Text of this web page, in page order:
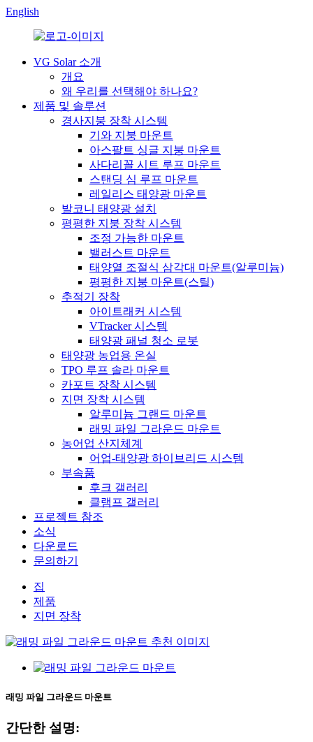
English
VG Solar 소개
개요
왜 우리를 선택해야 하나요?
제품 및 솔루션
경사지붕 장착 시스템
기와 지붕 마운트
아스팔트 싱글 지붕 마운트
사다리꼴 시트 루프 마운트
스탠딩 심 루프 마운트
레일리스 태양광 마운트
발코니 태양광 설치
평평한 지붕 장착 시스템
조정 가능한 마운트
밸러스트 마운트
태양열 조절식 삼각대 마운트(알루미늄)
평평한 지붕 마운트(스틸)
추적기 장착
아이트래커 시스템
VTracker 시스템
태양광 패널 청소 로봇
태양광 농업용 온실
TPO 루프 솔라 마운트
카포트 장착 시스템
지면 장착 시스템
알루미늄 그랜드 마운트
래밍 파일 그라운드 마운트
농어업 산지체계
어업-태양광 하이브리드 시스템
부속품
후크 갤러리
클램프 갤러리
프로젝트 참조
소식
다운로드
문의하기
집
제품
지면 장착
래밍 파일 그라운드 마운트
간단한 설명: